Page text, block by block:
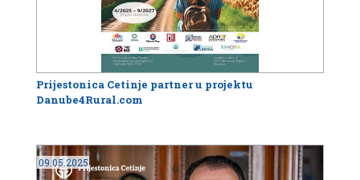
Prijestonica Cetinje partner u projektu
Danube4Rural.com
09.05.2025